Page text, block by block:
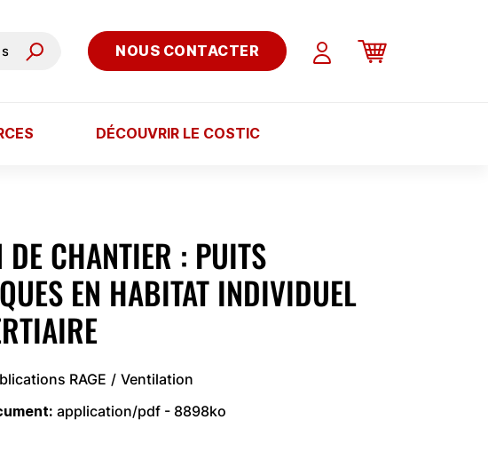
NOUS CONTACTER
DÉCOUVRIR LE COSTIC
DE CHANTIER : PUITS
EN HABITAT INDIVIDUEL
RAGE
Ventilation
application/pdf - 8898ko